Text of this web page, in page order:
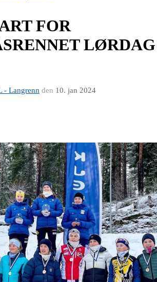
FOR
LØRDAG
- Langrenn den 10. jan 2024